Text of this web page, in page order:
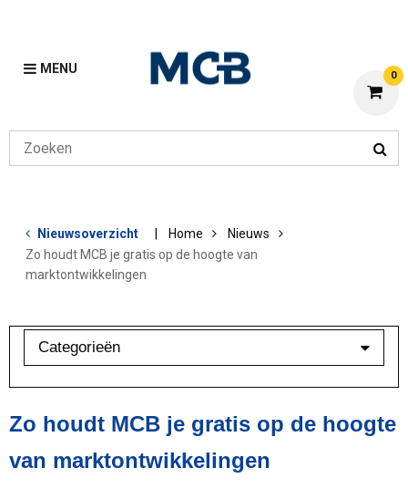
MENU 0
Nieuwsoverzicht Home
Nieuws
Zo houdt MCB je gratis op de hoogte van
marktontwikkelingen
Categorieën
Overig
Zo houdt MCB je gratis op de hoogte
van marktontwikkelingen